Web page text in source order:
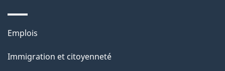
l
a
Thèmes
sujets
Emplois
Immigration et citoyenneté